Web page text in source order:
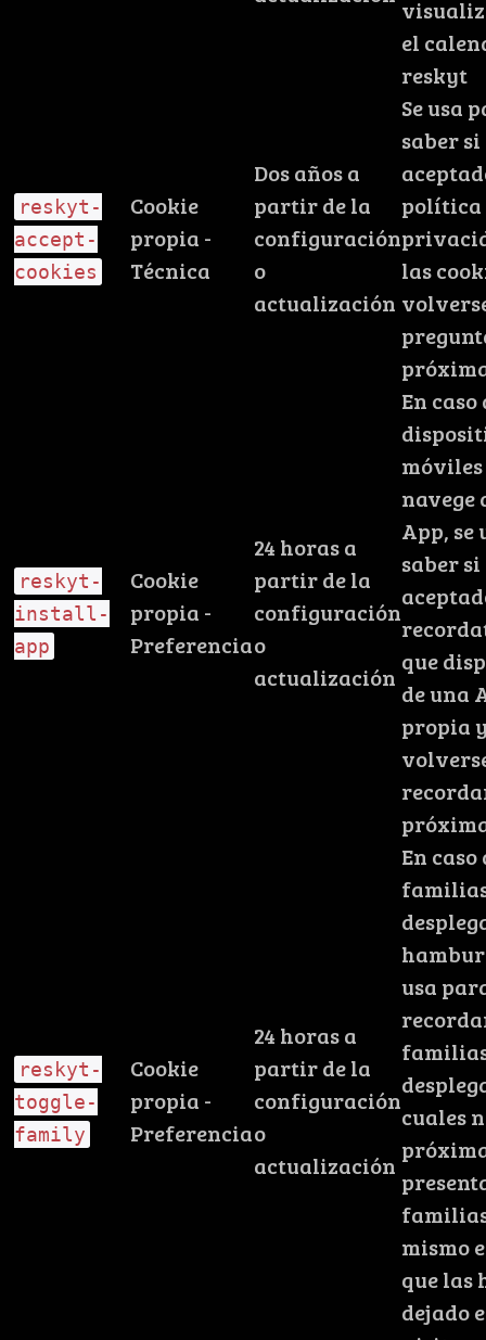
el
reskyt
reskyt-
accept-
cookies
Cookie
propia -
Técnica
Dos años a
partir de la
configuración
o
actualización
Se usa
saber si
política
las
reskyt-
install-
app
Cookie
propia -
Preferencia
24 horas a
partir de la
configuración
o
actualización
En caso
móviles
navege
App, se
saber si
que
de una
propia
reskyt-
toggle-
family
Cookie
propia -
Preferencia
24 horas a
partir de la
configuración
o
actualización
En
usa
cuales
mismo
que las
dejado